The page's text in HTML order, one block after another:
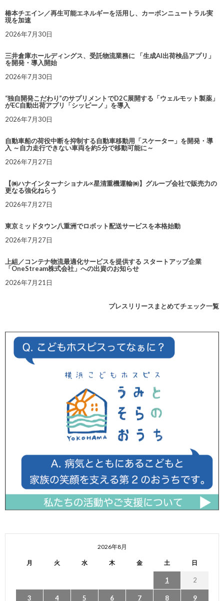
椿本チエイン／再生可能エネルギーを活用し、カーボンニュートラル実
現を加速
2026年7月30日
三井倉庫ホールディングス、受託物流業務に 「生成AI出荷検品アプリ」
を開発・導入開始
2026年7月30日
“独自開発こだわり”のサプリメントでD2C展開する「ウェルモット製薬」
がEC自動出荷アプリ「シッピーノ」を導入
2026年7月30日
自動車船の荷役中断を抑制する自動車移動用「スケーター」を開発・導
入 ～自力走行できない車両を約5分で移動可能に～
2026年7月27日
【㈱ハナインターナショナル×星清重機運輸㈱】グループ会社で販売力の
更なる強化ねらう
2026年7月27日
東京ミッドタウン八重洲でロボット配送サービスを本格始動
2026年7月27日
上組／コンテナ物流最適化サービスを提供する スタートアップ企業
「OneStream株式会社」への出資のお知らせ
2026年7月21日
プレスリリースまとめてチェック一覧
2026年8月
月 火 水 木 金 土 日
1 2
3 4 5 6 7 8 9